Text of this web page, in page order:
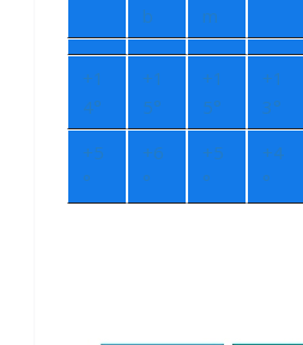
b
m
+1
4°
+1
5°
+1
5°
+1
3°
+5
°
+6
°
+5
°
+4
°